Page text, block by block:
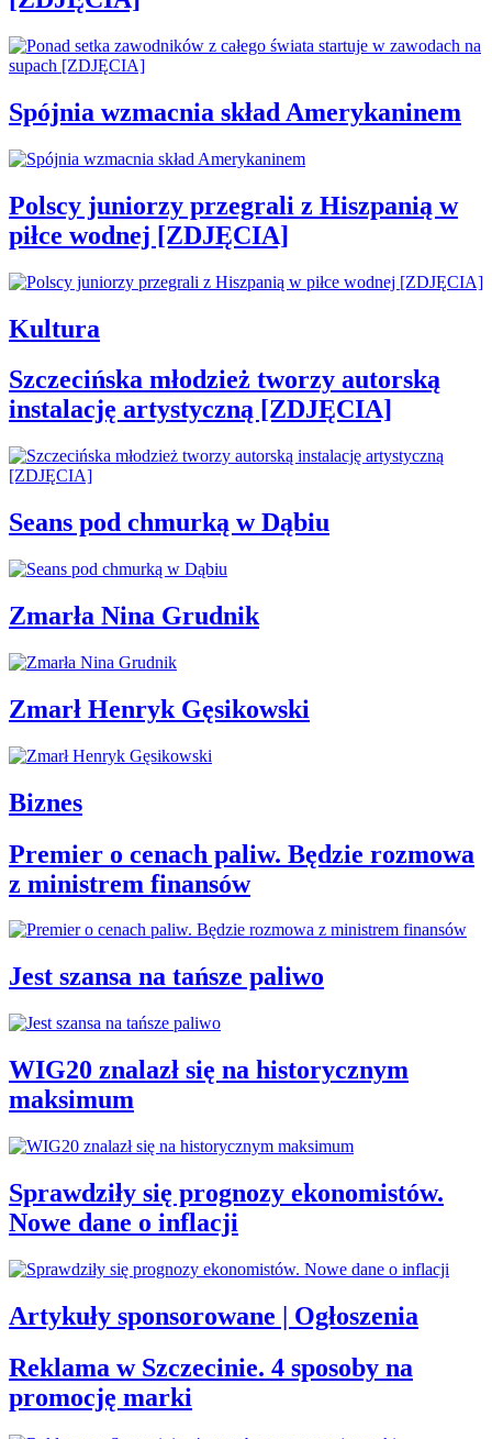
Spójnia wzmacnia skład Amerykaninem
Polscy juniorzy przegrali z Hiszpanią w
piłce wodnej [ZDJĘCIA]
Kultura
Szczecińska młodzież tworzy autorską
instalację artystyczną [ZDJĘCIA]
Seans pod chmurką w Dąbiu
Zmarła Nina Grudnik
Zmarł Henryk Gęsikowski
Biznes
Premier o cenach paliw. Będzie rozmowa
z ministrem finansów
Jest szansa na tańsze paliwo
WIG20 znalazł się na historycznym
maksimum
Sprawdziły się prognozy ekonomistów.
Nowe dane o inflacji
Artykuły sponsorowane | Ogłoszenia
Reklama w Szczecinie. 4 sposoby na
promocję marki